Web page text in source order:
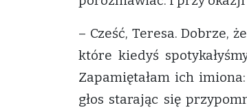
– Cześć, Teresa. Dobrze,
które kiedyś
Zapamiętałam ich
głos starając się